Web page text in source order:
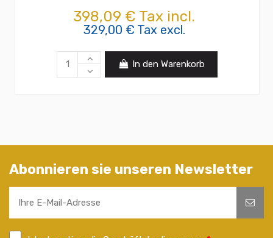
398,09 € Tax incl.
329,00 € Tax excl.
In den Warenkorb
Abonnieren sie unseren Newsletter